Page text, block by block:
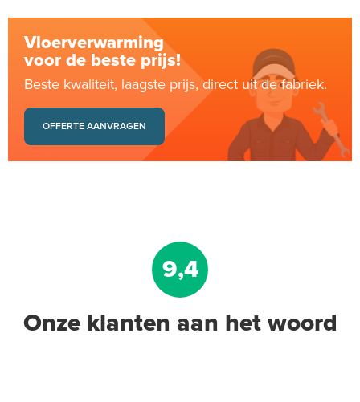
Vloerverwarming
voor de beste prijs!
Beste kwaliteit, laagste prijs, direct uit de fabriek.
OFFERTE AANVRAGEN
9,4
Onze klanten aan het woord